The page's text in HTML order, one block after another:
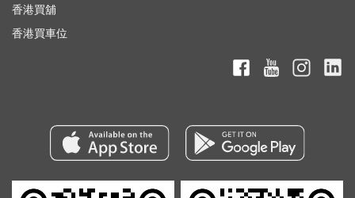
香港買舖
香港買車位